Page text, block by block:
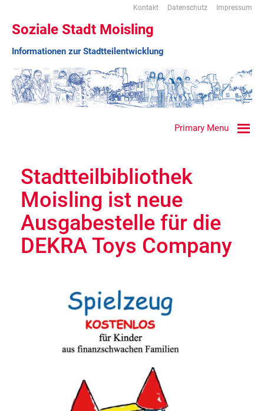
Kontakt Datenschutz Impressum
Soziale Stadt Moisling
Informationen zur Stadtteilentwicklung
Primary Menu
Stadtteilbibliothek
Moisling ist neue
Ausgabestelle für die
DEKRA Toys Company